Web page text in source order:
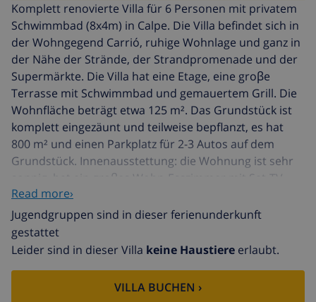
Komplett renovierte Villa für 6 Personen mit privatem
Schwimmbad (8x4m) in Calpe. Die Villa befindet sich in
der Wohngegend Carrió, ruhige Wohnlage und ganz in
der Nähe der Strände, der Strandpromenade und der
Supermärkte. Die Villa hat eine Etage, eine groβe
Terrasse mit Schwimmbad und gemauertem Grill. Die
Wohnfläche beträgt etwa 125 m². Das Grundstück ist
komplett eingezäunt und teilweise bepflanzt, es hat
800 m² und einen Parkplatz für 2-3 Autos auf dem
Grundstück. Innenausstettung: die Wohnung ist sehr
sonnig, hat ein groβes Wohn-Esszimmer mit Sat-TV,
komfortablen Möbeln und Zugang zur Terrasse mit
Schwimmbad. Separate Küche mit Gasherd,
Mikrowelle, Kühl-und Gefrierschrank, Waschmaschine
und weiteren Küchenutensilien. 1 Schlafzimmer mit
Schlafzimmer mit 2 Einzelbetten. 1 Schlafzimmer mit 2
Einzelbetten. 1 Badezimmer mit Badewanne, WC und
Read more›
Jugendgruppen sind in dieser ferienunderkunft
gestattet
Leider sind in dieser Villa keine Haustiere erlaubt.
VILLA BUCHEN ›